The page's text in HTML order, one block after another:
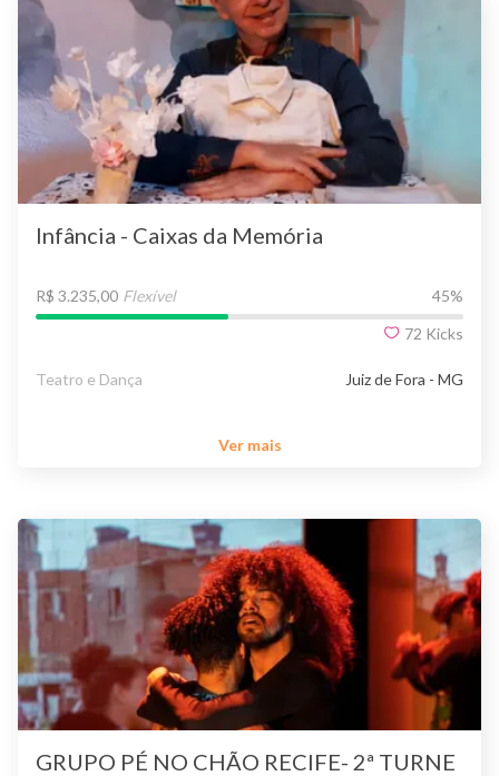
Infância - Caixas da Memória
R$ 3.235,00 Flexível 45%
72 Kicks
Teatro e Dança Juiz de Fora - MG
Ver mais
GRUPO PÉ NO CHÃO RECIFE- 2ª TURNE